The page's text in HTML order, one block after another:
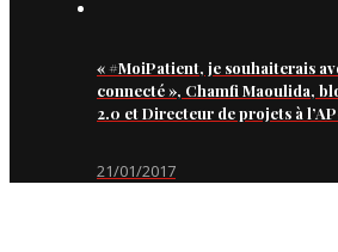
« #MoiPatient, je souhaiterais
connecté », Chamfi Maoulida,
2.0 et Directeur de projets à
21/01/2017